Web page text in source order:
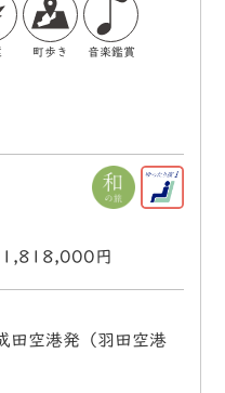
町歩き 音楽鑑賞
円
空港発（羽田空港